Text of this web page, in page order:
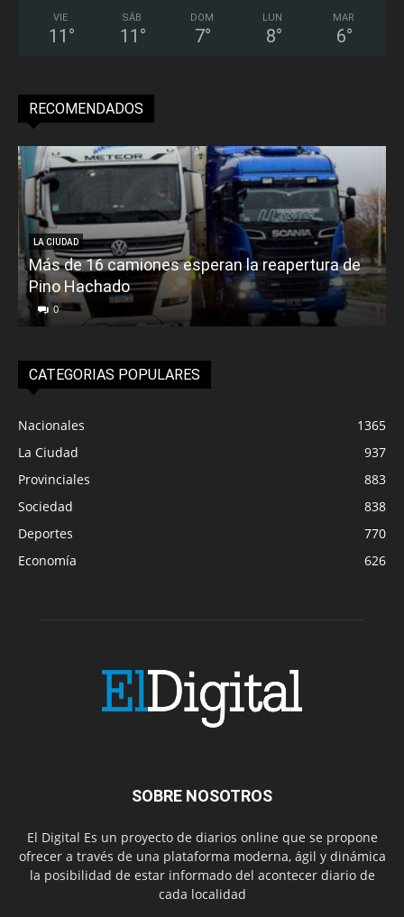
VIE
11 °
SÁB
11 °
DOM
7°
LUN
8°
MAR
6°
RECOMENDADOS
LA CIUDAD
Más de 16 camiones esperan la reapertura de
Pino Hachado
0
CATEGORIAS POPULARES
Nacionales
1365
La Ciudad
937
Provinciales
883
Sociedad
838
Deportes
770
Economía
626
SOBRE NOSOTROS
El Digital Es un proyecto de diarios online que se propone
ofrecer a través de una plataforma moderna, ágil y dinámica
la posibilidad de estar informado del acontecer diario de
cada localidad